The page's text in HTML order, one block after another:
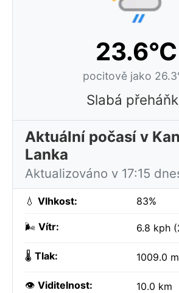
23.6°C
pocitově jako
Slabá
Aktuální počasí v
Lanka
Aktualizováno v 17:15
💧 Vlhkost: 83%
🌬️ Vítr: 6.8 kph
🌡️ Tlak: 1009.0
👁️ Viditelnost: 10.0 km